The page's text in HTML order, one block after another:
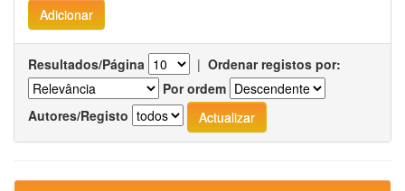
Resultados/Página | Ordenar registos por:
Por ordem
Autores/Registo